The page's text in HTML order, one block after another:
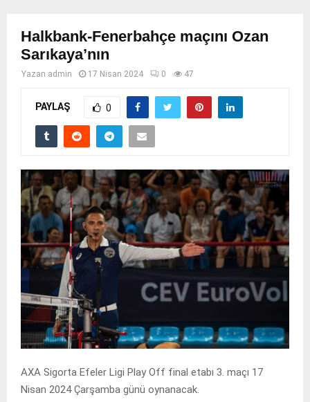
Halkbank-Fenerbahçe maçını Ozan
Sarıkaya’nın
Yazan admin 17 Nisan 2024 0 47
PAYLAŞ 0
AXA Sigorta Efeler Ligi Play Off final etabı 3. maçı 17
Nisan 2024 Çarşamba günü oynanacak.